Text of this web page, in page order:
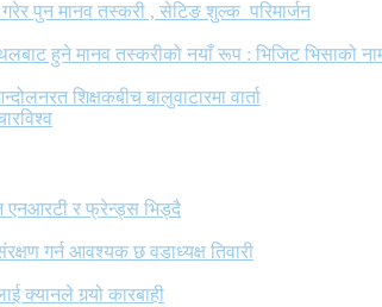
गरेर पुन मानव तस्करी , सेटिङ शुल्क परिमार्जन
हुने मानव तस्करीको नयाँ रूप : भिजिट भिसाको
शिक्षकबीच बालुवाटारमा वार्ता
विश्व
र फ्रेन्ड्स भिड्दै
गर्न आवश्यक छ वडाध्यक्ष तिवारी
क्यानले गर्‍यो कारबाही